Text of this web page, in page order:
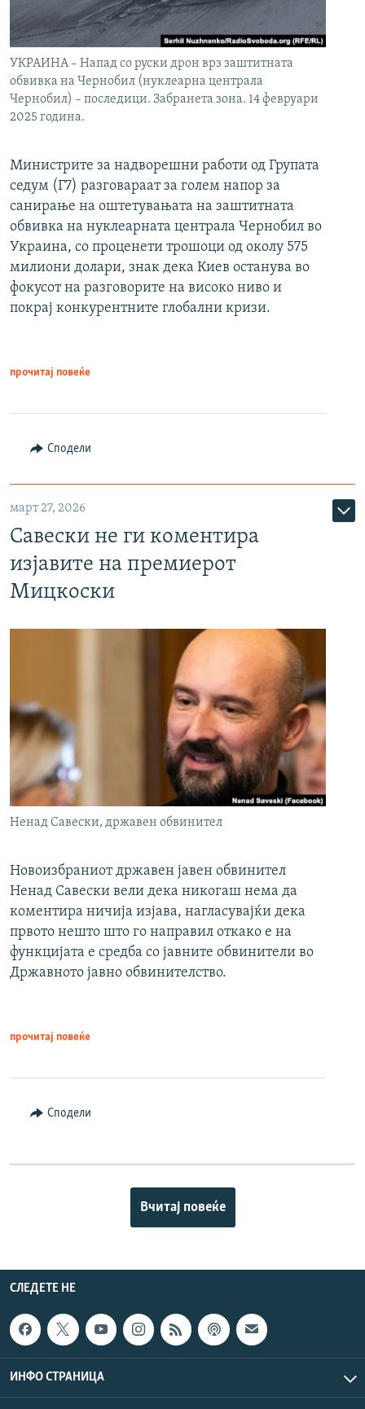
УКРАИНА – Напад со руски дрон врз заштитната
обвивка на Чернобил (нуклеарна централа
Чернобил) – последици. Забранета зона. 14 февруари
2025 година.
Министрите за надворешни работи од Групата
седум (Г7) разговараат за голем напор за
санирање на оштетувањата на заштитната
обвивка на нуклеарната централа Чернобил во
Украина, со проценети трошоци од околу 575
милиони долари, знак дека Киев останува во
фокусот на разговорите на високо ниво и
покрај конкурентните глобални кризи.
прочитај повеќе
Сподели
март 27, 2026
Савески не ги коментира
изјавите на премиерот
Мицкоски
Ненад Савески, државен обвинител
Новоизбраниот државен јавен обвинител
Ненад Савески вели дека никогаш нема да
коментира ничија изјава, нагласувајќи дека
првото нешто што го направил откако е на
функцијата е средба со јавните обвинители во
Државното јавно обвинителство.
прочитај повеќе
Сподели
Вчитај повеќе
СЛЕДЕТЕ НЕ
ИНФО СТРАНИЦА